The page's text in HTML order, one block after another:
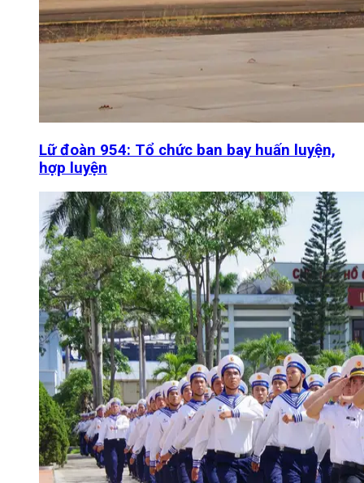
Lữ đoàn 954: Tổ chức ban bay huấn luyện,
hợp luyện